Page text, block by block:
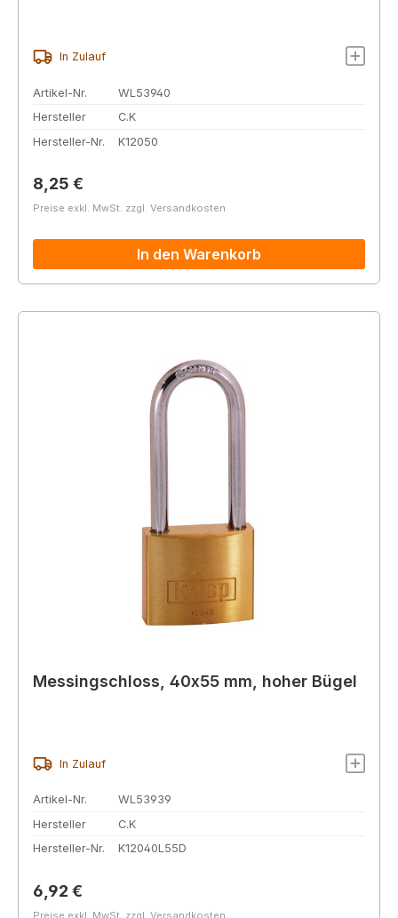
In Zulauf
Artikel-Nr.
WL53940
Hersteller
C.K
Hersteller-Nr.
K12050
Regulärer Preis:
8,25 €
Preise exkl. MwSt. zzgl. Versandkosten
In den Warenkorb
Messingschloss, 40x55 mm, hoher Bügel
In Zulauf
Artikel-Nr.
WL53939
Hersteller
C.K
Hersteller-Nr.
K12040L55D
Regulärer Preis:
6,92 €
Preise exkl. MwSt. zzgl. Versandkosten